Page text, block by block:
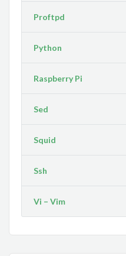
Proftpd
Python
Raspberry Pi
Sed
Squid
Ssh
Vi – Vim